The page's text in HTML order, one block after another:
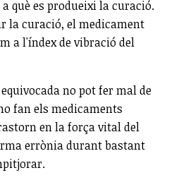
què es produeixi la curació.
la curació, el medicament
a l'índex de vibració del
no pot fer mal de
fan els medicaments
en la força vital del
errònia durant bastant